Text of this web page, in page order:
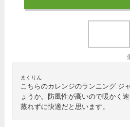
まくりん
こちらのカレンジのランニング ジ
ょうか。防風性が高いので暖かく
蒸れずに快適だと思います。